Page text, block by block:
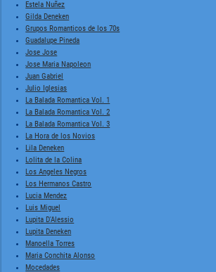
Estela Nuñez
Gilda Deneken
Grupos Romanticos de los 70s
Guadalupe Pineda
Jose Jose
Jose Maria Napoleon
Juan Gabriel
Julio Iglesias
La Balada Romantica Vol. 1
La Balada Romantica Vol. 2
La Balada Romantica Vol. 3
La Hora de los Novios
Lila Deneken
Lolita de la Colina
Los Angeles Negros
Los Hermanos Castro
Lucia Mendez
Luis Miguel
Lupita D'Alessio
Lupita Deneken
Manoella Torres
Maria Conchita Alonso
Mocedades